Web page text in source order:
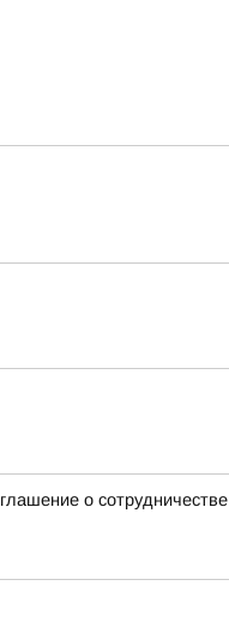
о сотрудничестве